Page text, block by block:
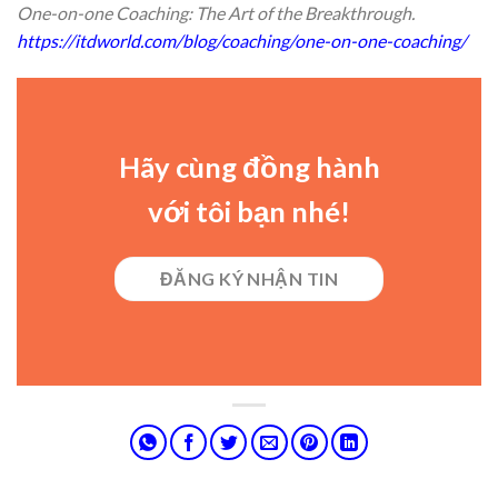
One-on-one Coaching: The Art of the Breakthrough.
https://itdworld.com/blog/coaching/one-on-one-coaching/
Hãy cùng đồng hành
với tôi bạn nhé!
ĐĂNG KÝ NHẬN TIN